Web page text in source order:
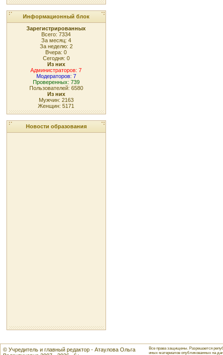
Информационный блок
Зарегистрированных
Всего: 7334
За месяц: 4
За неделю: 2
Вчера: 0
Сегодня: 0
Из них
Администраторов: 7
Модераторов: 7
Проверенных: 739
Пользователей: 6580
Из них
Мужчин: 2163
Женщин: 5171
Новости образования
© Учредитель и главный редактор - Атаулова Ольга
Все права защищены. Разрешается
иных материалов опубликованных на